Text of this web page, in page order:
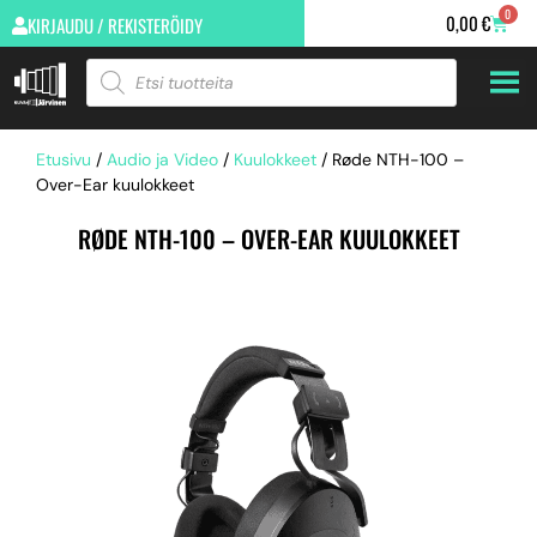
KIRJAUDU / REKISTERÖIDY 0,00€ 0
Etusivu / Audio ja Video / Kuulokkeet / Røde NTH-100 –
Over-Ear kuulokkeet
RØDE NTH-100 – OVER-EAR KUULOKKEET